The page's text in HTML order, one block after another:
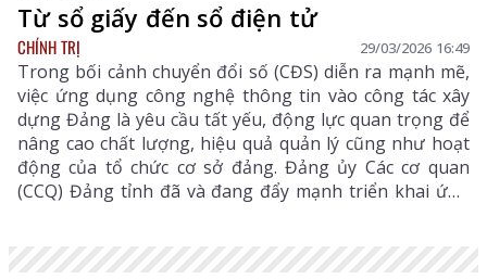
Từ sổ giấy đến sổ điện tử
CHÍNH TRỊ 29/03/2026 16:49
Trong bối cảnh chuyển đổi số (CĐS) diễn ra mạnh mẽ,
việc ứng dụng công nghệ thông tin vào công tác xây
dựng Đảng là yêu cầu tất yếu, động lực quan trọng để
nâng cao chất lượng, hiệu quả quản lý cũng như hoạt
động của tổ chức cơ sở đảng. Đảng ủy Các cơ quan
(CCQ) Đảng tỉnh đã và đang đẩy mạnh triển khai ứng